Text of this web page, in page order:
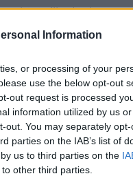
Information
or processing of your
use the below opt-out
out request is processed
information utilized by us
out. You may separately
parties on the IAB’s list of
us to third parties on the
other third parties.
ville det ha
innan infrastruktur,
for 100.000
tatt rekninga.
dei tala som nå
mellom dei, for
økonomisk